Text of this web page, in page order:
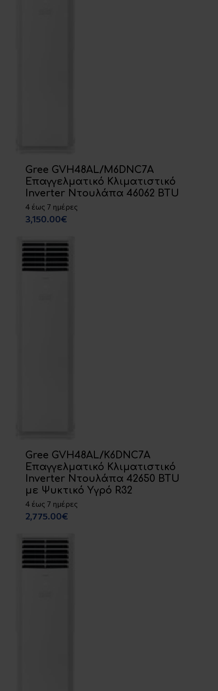
Gree GVH48AL/M6DNC7A
Επαγγελματικό Κλιματιστικό
Inverter Ντουλάπα 46062 BTU
4 έως 7 ημέρες
3,150.00€
Gree GVH48AL/K6DNC7A
Επαγγελματικό Κλιματιστικό
Inverter Ντουλάπα 42650 BTU
με Ψυκτικό Υγρό R32
4 έως 7 ημέρες
2,775.00€